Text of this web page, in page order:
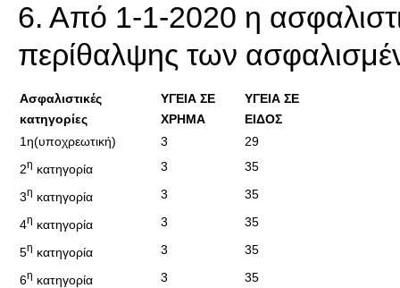
6. Από 1-1-2020 η
περίθαλψης των
Ασφαλιστικές
κατηγορίες
ΥΓΕΙΑ ΣΕ
ΧΡΗΜΑ
ΥΓΕΙΑ ΣΕ
ΕΙΔΟΣ
1η(υποχρεωτική)
3
29
2η κατηγορία 3 35
3η κατηγορία 3 35
4η κατηγορία 3 35
5η κατηγορία 3 35
6η κατηγορία 3 35